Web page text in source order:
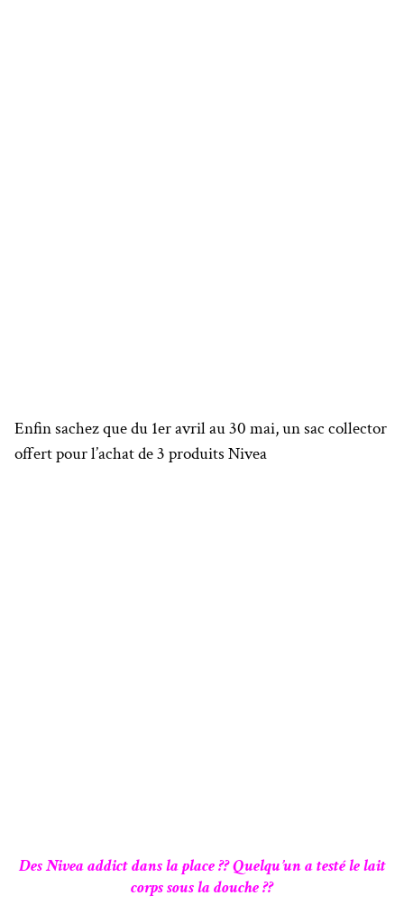
Enfin sachez que du 1er avril au 30 mai, un sac collector
offert pour l’achat de 3 produits Nivea
Des Nivea addict dans la place ?? Quelqu’un a testé le lait
corps sous la douche ??